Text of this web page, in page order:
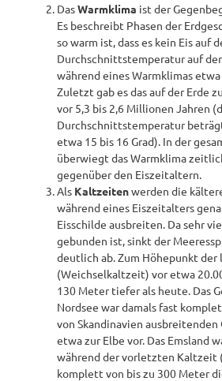
DasWarmklima ist der
Es beschreibt Phasen der
so warm ist, dass es kein Eis auf
Durchschnittstemperatur auf
während eines Warmklimas etwa
Zuletzt gab es das auf der Erde
vor 5,3 bis 2,6 Millionen Jahren
Durchschnittstemperatur
etwa 15 bis 16 Grad). In der
überwiegt das Warmklima
gegenüber den Eiszeitaltern.
Als Kaltzeitenwerden die
während eines Eiszeitalters
Eisschilde ausbreiten. Da sehr
gebunden ist, sinkt der
deutlich ab. Zum Höhepunkt
(Weichselkaltzeit) vor etwa
130 Meter tiefer als heute. Das
Nordsee war damals fast
von Skandinavien
etwa zur Elbe vor. Das Emsland
während der vorletzten Kaltzeit
komplett von bis zu 300 Meter